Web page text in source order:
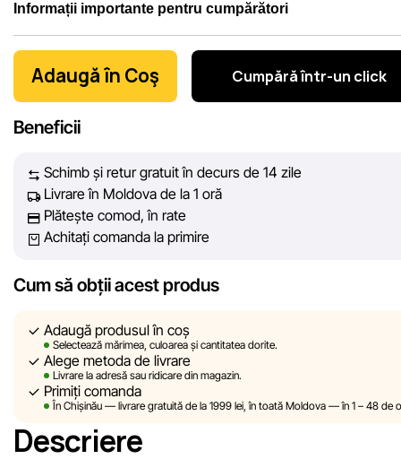
Informații importante pentru cumpărători
Noi, echipa rețelei de magazine Sportlandia, apreciem
clienților noștri. În fiecare zi depunem eforturi pentru ca
despre produsele și serviciile prezentate pe site să fie cât mai
informații corecte și veridice, pentru ca dvs. să puteți lua cea
Cu toate acestea, în ciuda controlului constant, Sportlandia nu
poate garanta acuratețea absolută a tuturor datelor afișate pe
din cauza unor posibile erori tehnice sau disfuncționalități. De
actualitatea informațiilor de pe resurse externe, către care pot
Sportlandia își rezervă dreptul de a modifica, în mod unilateral
fără notificare prealabilă, descrierile, caracteristicile și
produselor. Imaginile prezentate pe site sunt simulate și au un
caracter pur ilustrativ. Informațiile generale despre produse
oferite exclusiv în scop informativ.
Adaugă în Coş Cumpără într-un click
Beneficii
Schimb și retur gratuit în decurs de 14 zile
Livrare în Moldova de la 1 oră
Plătește comod, în rate
Achitați comanda la primire
Cum să obții acest produs
Adaugă produsul în coș
Selectează mărimea, culoarea și cantitatea dorite.
Alege metoda de livrare
Livrare la adresă sau ridicare din magazin.
Primiți comanda
În Chișinău — livrare gratuită de la 1999 lei, în toată Moldova — în 1 – 48 de
Descriere